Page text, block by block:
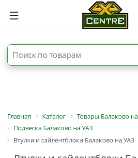
Главная Каталог
Товары Балаково
Подвеска Балаково на УАЗ
Втулки и сайлентблоки Балаково на УАЗ